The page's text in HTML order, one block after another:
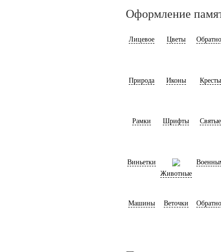
Оформление
Лицевое Цветы
Природа Иконы Кресты
Рамки Шрифты Святые
Виньетки
Животные
Машины Веточки